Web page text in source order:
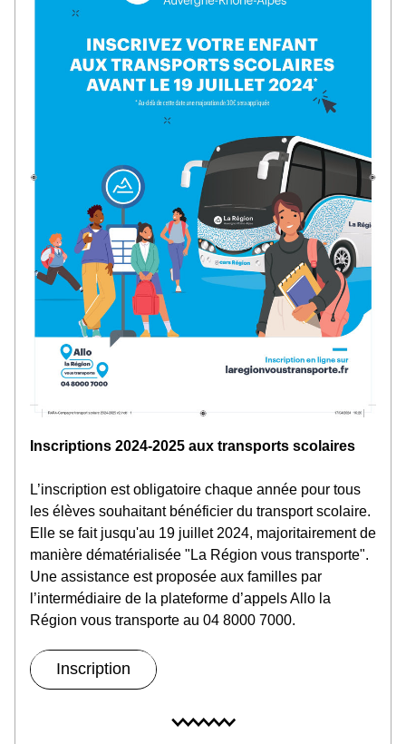
Inscriptions 2024-2025 aux transports scolaires
L’inscription est obligatoire chaque année pour tous
les élèves souhaitant bénéficier du transport scolaire.
Elle se fait jusqu'au 19 juillet 2024, majoritairement de
manière dématérialisée "La Région vous transporte".
Une assistance est proposée aux familles par
l’intermédiaire de la plateforme d’appels Allo la
Région vous transporte au 04 8000 7000.
Inscription